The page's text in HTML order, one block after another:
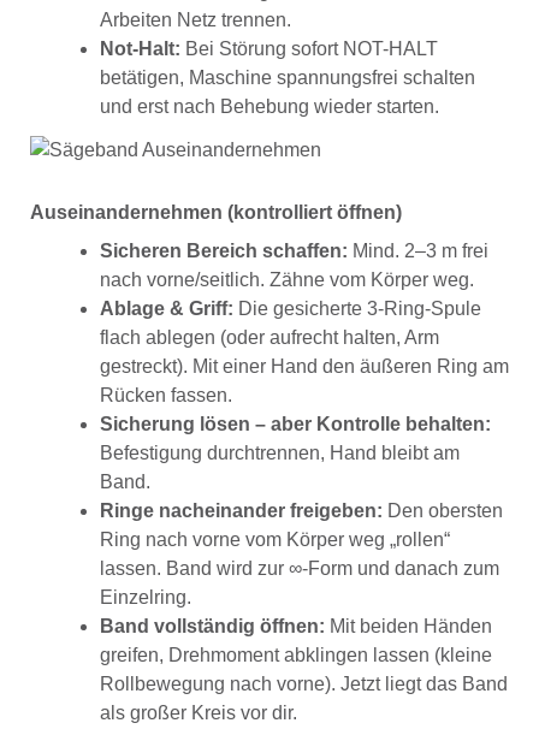
Arbeiten Netz trennen.
Not-Halt: Bei Störung sofort NOT-HALT
betätigen, Maschine spannungsfrei schalten
und erst nach Behebung wieder starten.
Auseinandernehmen (kontrolliert öffnen)
Sicheren Bereich schaffen: Mind. 2–3 m frei
nach vorne/seitlich. Zähne vom Körper weg.
Ablage & Griff: Die gesicherte 3-Ring-Spule
flach ablegen (oder aufrecht halten, Arm
gestreckt). Mit einer Hand den äußeren Ring am
Rücken fassen.
Sicherung lösen – aber Kontrolle behalten:
Befestigung durchtrennen, Hand bleibt am
Band.
Ringe nacheinander freigeben: Den obersten
Ring nach vorne vom Körper weg „rollen“
lassen. Band wird zur ∞-Form und danach zum
Einzelring.
Band vollständig öffnen: Mit beiden Händen
greifen, Drehmoment abklingen lassen (kleine
Rollbewegung nach vorne). Jetzt liegt das Band
als großer Kreis vor dir.